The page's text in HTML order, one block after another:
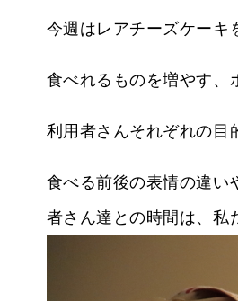
今週はレアチーズケーキ
食べれるものを増やす、
利用者さんそれぞれの目
食べる前後の表情の違い
者さん達との時間は、私